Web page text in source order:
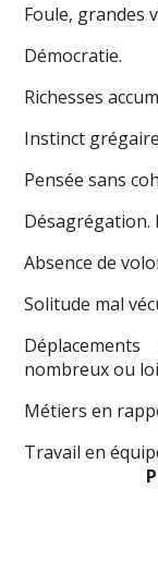
Foule, grandes
Démocratie.
Richesses
Instinct
Pensée sans
Absence de
Solitude mal
nombreux ou
Métiers en
Travail en